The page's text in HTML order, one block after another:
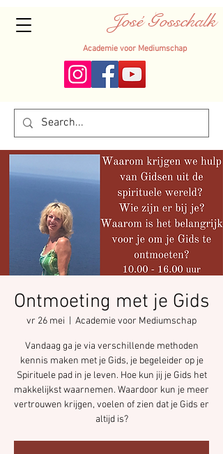
José Gosschalk
Academie voor Mediumschap
Ontmoeting met je Gids
vr 26 mei Academie voor Mediumschap
Vandaag ga je via verschillende methoden
kennis maken met je Gids, je begeleider op je
Spirituele pad in je leven. Hoe kun jij je Gids het
makkelijkst waarnemen. Waardoor kun je meer
vertrouwen krijgen, voelen of zien dat je Gids er
altijd is?